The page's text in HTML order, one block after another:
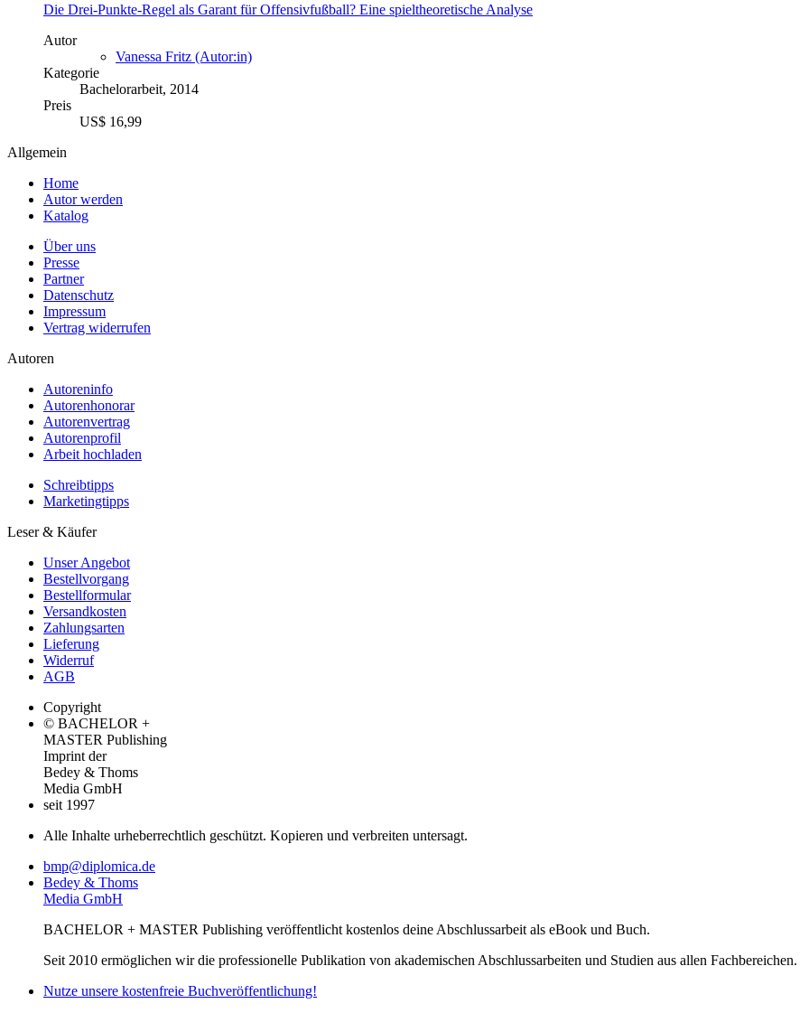
Die Drei-Punkte-Regel als Garant für Offensivfußball? Eine spieltheoretische Analyse
Autor
Vanessa Fritz (Autor:in)
Kategorie
Bachelorarbeit, 2014
Preis
US$ 16,99
Allgemein
Home
Autor werden
Katalog
Über uns
Presse
Partner
Datenschutz
Impressum
Vertrag widerrufen
Autoren
Autoreninfo
Autorenhonorar
Autorenvertrag
Autorenprofil
Arbeit hochladen
Schreibtipps
Marketingtipps
Leser & Käufer
Unser Angebot
Bestellvorgang
Bestellformular
Versandkosten
Zahlungsarten
Lieferung
Widerruf
AGB
Copyright
© BACHELOR +
MASTER Publishing
Imprint der
Bedey & Thoms
Media GmbH
seit 1997
Alle Inhalte urheberrechtlich geschützt. Kopieren und verbreiten untersagt.
bmp@diplomica.de
Bedey & Thoms
Media GmbH
BACHELOR + MASTER Publishing veröffentlicht kostenlos deine Abschlussarbeit als eBook und Buch.
Seit 2010 ermöglichen wir die professionelle Publikation von akademischen Abschlussarbeiten und Studien aus allen Fachbereichen.
Nutze unsere kostenfreie Buchveröffentlichung!